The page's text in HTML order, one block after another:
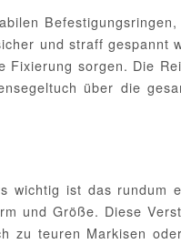
und straff gespannt
sorgen. Die
über die
wichtig ist das rundum
und Größe. Diese
zu teuren Markisen